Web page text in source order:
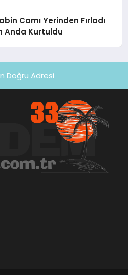
Camı Yerinden Fırladı
Anda Kurtuldu
Doğru Adresi